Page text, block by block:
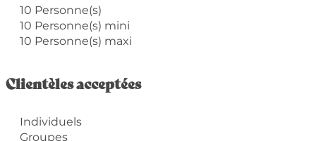
10 Personne(s)
10 Personne(s) mini
10 Personne(s) maxi
Clientèles acceptées
Individuels
Groupes